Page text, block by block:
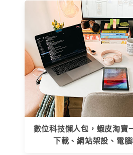
數位科技懶人包，蝦皮淘寶
下載、網站架設、電